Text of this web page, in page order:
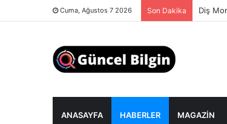
Cuma, Ağustos 7 2026 Son Dakika Diş
ANASAYFA HABERLER MAGAZIN